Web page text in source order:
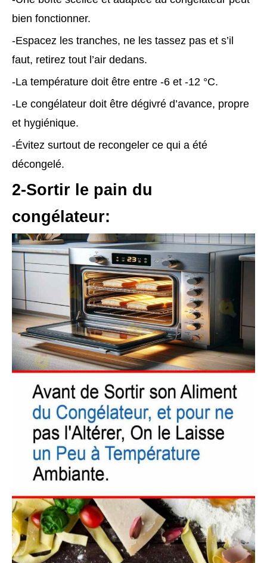
bien fonctionner.
-Espacez les tranches, ne les tassez pas et s’il
faut, retirez tout l’air dedans.
-La température doit être entre -6 et -12 °C.
-Le congélateur doit être dégivré d’avance, propre
et hygiénique.
-Évitez surtout de recongeler ce qui a été
décongelé.
2-Sortir le pain du
congélateur: